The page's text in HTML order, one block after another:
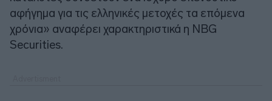
αφήγημα για τις ελληνικές μετοχές τα επόμενα
χρόνια» αναφέρει χαρακτηριστικά η NBG
Securities.